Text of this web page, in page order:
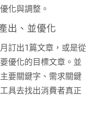
化與調整。
出、並優化
訂出1篇文章，或是從
優化的目標文章。並
要關鍵字、需求關鍵
具去找出消費者真正